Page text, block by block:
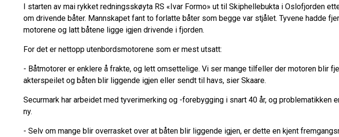
I starten av mai rykket redningsskøyta RS «Ivar Formo» ut til Skiphellebukta i Oslofjorden
om drivende båter. Mannskapet fant to forlatte båter som begge var stjålet. Tyvene hadde
motorene og latt båtene ligge igjen drivende i fjorden.
For det er nettopp utenbordsmotorene som er mest utsatt:
- Båtmotorer er enklere å frakte, og lett omsettelige. Vi ser mange tilfeller der motoren blir
akterspeilet og båten blir liggende igjen eller sendt til havs, sier Skaare.
Securmark har arbeidet med tyverimerking og -forebygging i snart 40 år, og problematikken
ny.
- Selv om mange blir overrasket over at båten blir liggende igjen, er dette en kjent